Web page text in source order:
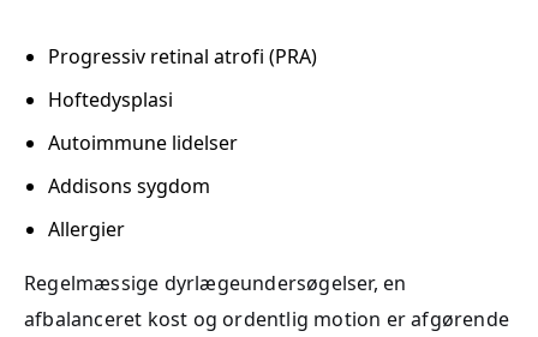
Progressiv retinal atrofi (PRA)
Hoftedysplasi
Autoimmune lidelser
Addisons sygdom
Allergier
Regelmæssige dyrlægeundersøgelser, en
afbalanceret kost og ordentlig motion er afgørende